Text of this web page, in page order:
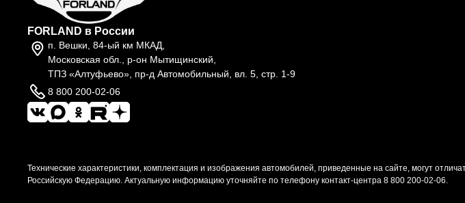
FORLAND в России
п. Вешки, 84-ый км МКАД,
Московская обл., р-он Мытищинский,
ТПЗ «Алтуфьево», пр-д Автомобильный, вл. 5, стр. 1-9
8 800 200-02-06
Технические характеристики, комплектация и изображения автомобилей, приведенные на сайте, могут
Российскую Федерацию. Актуальную информацию уточняйте по телефону контакт-центра 8 800 200-02-06.